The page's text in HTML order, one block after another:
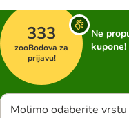
333
zooBodova za
prijavu!
Ne
kupone!
Molimo odaberite